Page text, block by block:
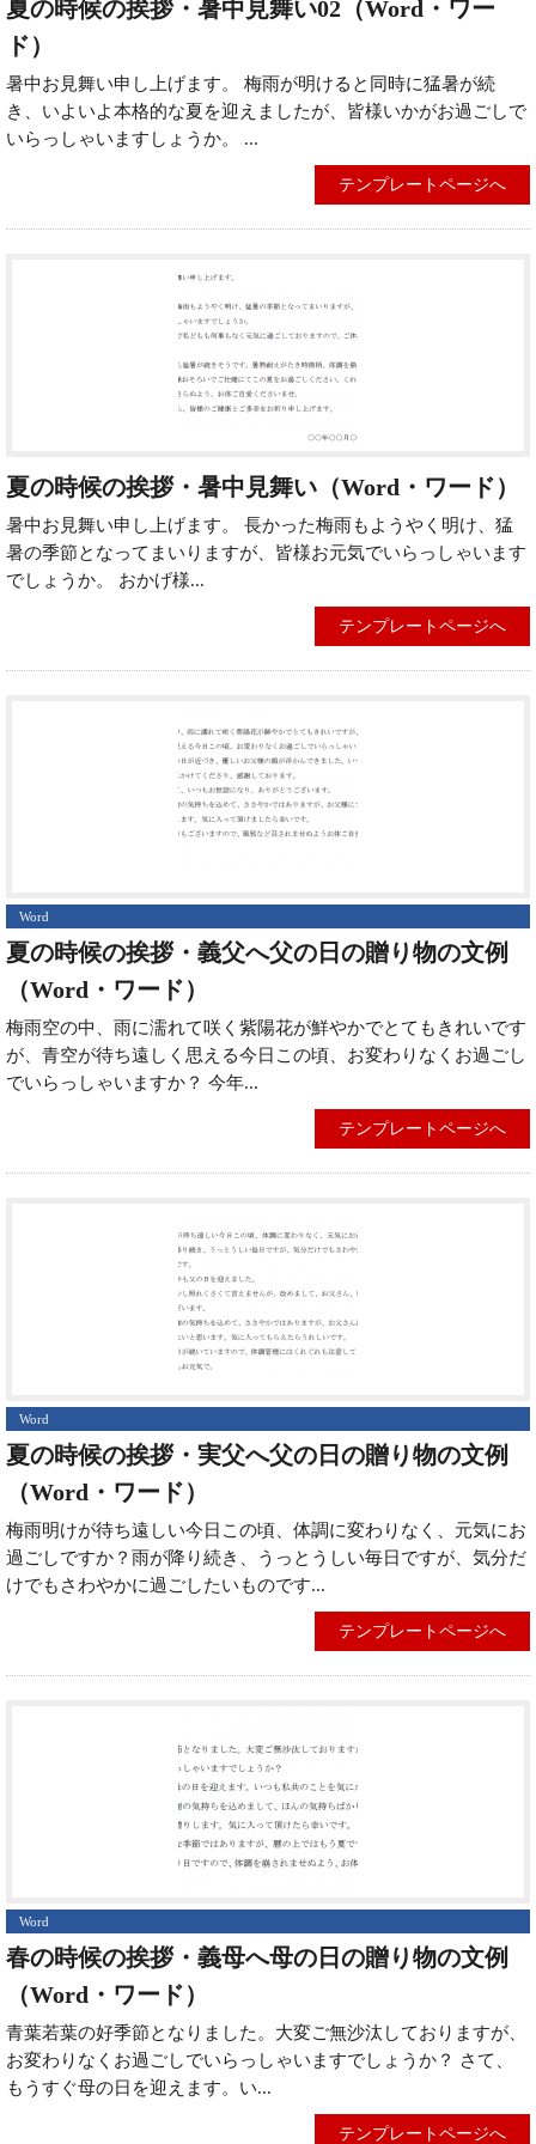
夏の時候の挨拶・暑中見舞い02（Word・ワー
ド）
暑中お見舞い申し上げます。 梅雨が明けると同時に猛暑が続
き、いよいよ本格的な夏を迎えましたが、皆様いかがお過ごしで
いらっしゃいますしょうか。 ...
テンプレートページへ
夏の時候の挨拶・暑中見舞い（Word・ワード）
暑中お見舞い申し上げます。 長かった梅雨もようやく明け、猛
暑の季節となってまいりますが、皆様お元気でいらっしゃいます
でしょうか。 おかげ様...
テンプレートページへ
Word
夏の時候の挨拶・義父へ父の日の贈り物の文例
（Word・ワード）
梅雨空の中、雨に濡れて咲く紫陽花が鮮やかでとてもきれいです
が、青空が待ち遠しく思える今日この頃、お変わりなくお過ごし
でいらっしゃいますか？ 今年...
テンプレートページへ
Word
夏の時候の挨拶・実父へ父の日の贈り物の文例
（Word・ワード）
梅雨明けが待ち遠しい今日この頃、体調に変わりなく、元気にお
過ごしですか？雨が降り続き、うっとうしい毎日ですが、気分だ
けでもさわやかに過ごしたいものです...
テンプレートページへ
Word
春の時候の挨拶・義母へ母の日の贈り物の文例
（Word・ワード）
青葉若葉の好季節となりました。大変ご無沙汰しておりますが、
お変わりなくお過ごしでいらっしゃいますでしょうか？ さて、
もうすぐ母の日を迎えます。い...
テンプレートページへ